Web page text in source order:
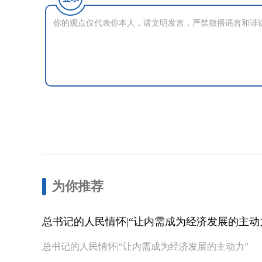
为你推荐
总书记的人民情怀|“让内需成为经济发展的主动
总书记的人民情怀|“让内需成为经济发展的主动力”